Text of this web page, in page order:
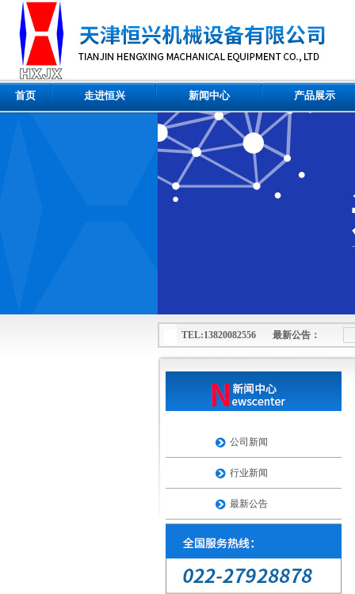
首页 走进恒兴 新闻中心 产品展示
TEL:13820082556 最新公告：
公司新闻
行业新闻
最新公告